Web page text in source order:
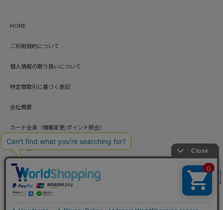
絞り込み
HOME
ご利用規約について
個人情報の取り扱いについて
特定商取引に基づく表記
会社概要
カード会員（情報変更/ポイント照会）
お問い合わせ